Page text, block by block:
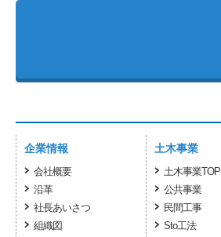
企業情報
会社概要
沿革
社長あいさつ
組織図
土木事業
土木事業TOP
公共事業
民間工事
Sto工法